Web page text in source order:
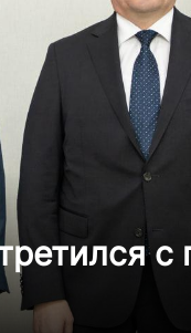
о
Министерства
юридических
поиск
открытых
и совета
транспорта
с